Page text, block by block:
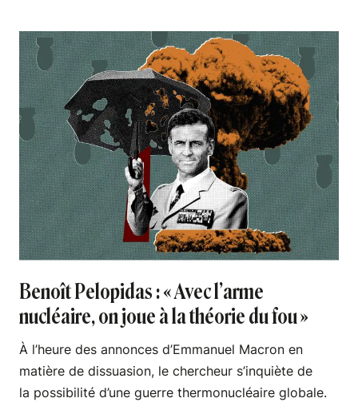
Benoît Pelopidas : « Avec l’arme
nucléaire, on joue à la théorie du fou »
À l’heure des annonces d’Emmanuel Macron en
matière de dissuasion, le chercheur s’inquiète de
la possibilité d’une guerre thermonucléaire globale.